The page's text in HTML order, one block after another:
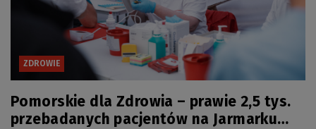
ZDROWIE
Pomorskie dla Zdrowia – prawie 2,5 tys.
przebadanych pacjentów na Jarmarku